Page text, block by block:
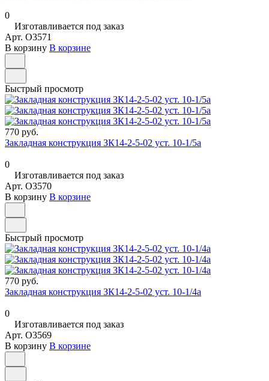
0
Изготавливается под заказ
Арт. O3571
В корзину В корзине
Быстрый просмотр
770 руб.
Закладная конструкция ЗК14-2-5-02 уст. 10-1/5а
0
Изготавливается под заказ
Арт. O3570
В корзину В корзине
Быстрый просмотр
770 руб.
Закладная конструкция ЗК14-2-5-02 уст. 10-1/4а
0
Изготавливается под заказ
Арт. O3569
В корзину В корзине